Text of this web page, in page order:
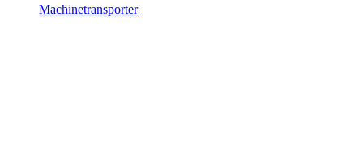
Machinetransporter